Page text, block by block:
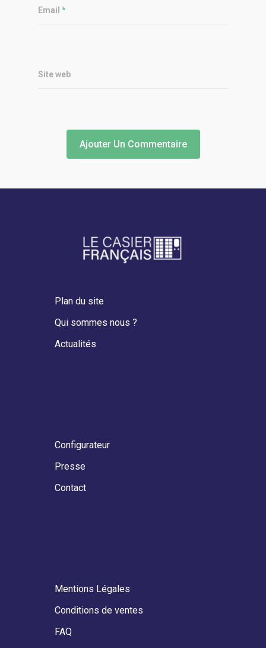
Email *
Site web
Plan du site
Qui sommes nous ?
Actualités
Configurateur
Presse
Contact
Mentions Légales
Conditions de ventes
FAQ